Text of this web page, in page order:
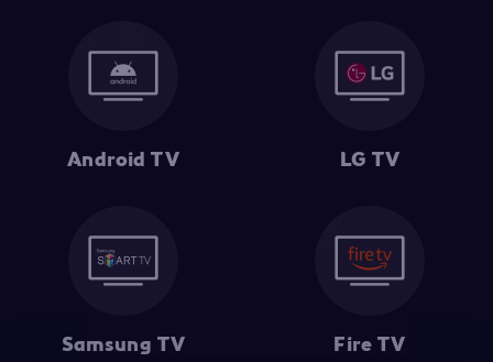
Android TV LG TV
Samsung TV Fire TV